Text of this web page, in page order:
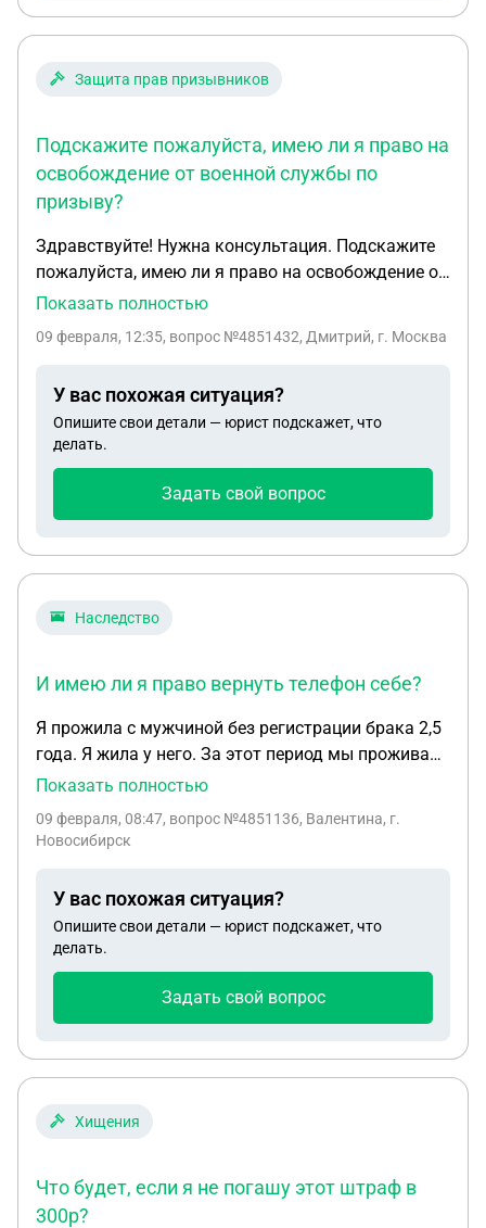
Защита прав призывников
Подскажите пожалуйста, имею ли я право на
освобождение от военной службы по
призыву?
Здравствуйте! Нужна консультация. Подскажите
пожалуйста, имею ли я право на освобождение от
военной службы по призыву? Основания: Отец
боевых действий, имеет гос.награды. Так же сам
блокада 2 степени, грыжа спинная На основе всех
этих фактов я имею право на освобождение?
Показать полностью
09 февраля, 12:35, вопрос №4851432, Дмитрий, г. Москва
У вас похожая ситуация?
Опишите свои детали — юрист подскажет, что
делать.
Задать свой вопрос
Наследство
И имею ли я право вернуть телефон себе?
Я прожила с мужчиной без регистрации брака 2,5
года. Я жила у него. За этот период мы проживали
вместе и вели общий бюджет и вместе совершали
последнего дня я ухаживала за ним, когда у него
года до нашего знакомства с умершим. Я отдала
его ему пользоваться, пока телефон не станет ему
нужен. Но никакого договора мы не составляли.
Имеют ли родственники на телефон право? И
имею ли я право вернуть телефон себе?
Показать полностью
09 февраля, 08:47, вопрос №4851136, Валентина, г.
Новосибирск
У вас похожая ситуация?
Опишите свои детали — юрист подскажет, что
делать.
Задать свой вопрос
Хищения
Что будет, если я не погашу этот штраф в
300р?